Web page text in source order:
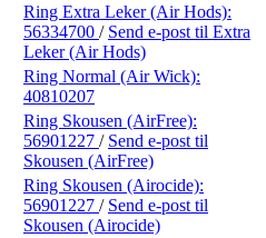
Ring Extra Leker (Air Hods):
56334700 / Send e-post til Extra
Leker (Air Hods)
Ring Normal (Air Wick):
40810207
Ring Skousen (AirFree):
56901227 / Send e-post til
Skousen (AirFree)
Ring Skousen (Airocide):
56901227 / Send e-post til
Skousen (Airocide)